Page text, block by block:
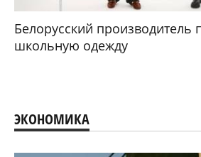
Белорусский производитель
школьную одежду
ЭКОНОМИКА